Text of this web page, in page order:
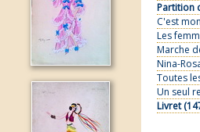
Partition
C'est
Les
Marche
Nina-
Toutes
Un seul
Livret